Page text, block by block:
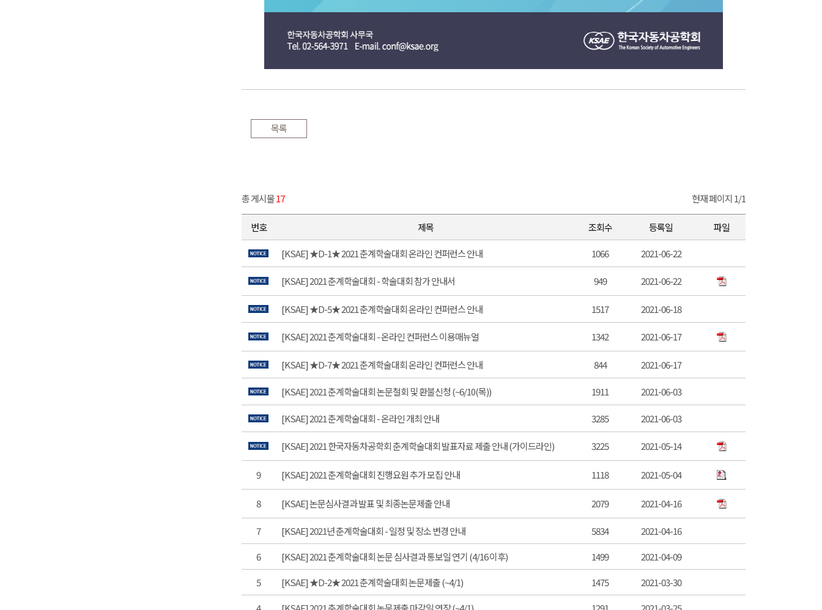
목록
총 게시물17 현재 페이지 1/1
번호 제목 조회수 등록일 파일
[KSAE] ★D-1★ 2021 춘계학술대회 온라인 컨퍼런스 안내 1066 2021-06-22
[KSAE] 2021 춘계학술대회 - 학술대회 참가 안내서 949 2021-06-22
[KSAE] ★D-5★ 2021 춘계학술대회 온라인 컨퍼런스 안내 1517 2021-06-18
[KSAE] 2021 춘계학술대회 - 온라인 컨퍼런스 이용매뉴얼 1342 2021-06-17
[KSAE] ★D-7★ 2021 춘계학술대회 온라인 컨퍼런스 안내 844 2021-06-17
[KSAE] 2021 춘계학술대회 논문철회 및 환불신청 (~6/10(목)) 1911 2021-06-03
[KSAE] 2021 춘계학술대회 - 온라인 개최 안내 3285 2021-06-03
[KSAE] 2021 한국자동차공학회 춘계학술대회 발표자료 제출 안내 (가이드라인) 3225 2021-05-14
9 [KSAE] 2021 춘계학술대회 진행요원 추가 모집 안내 1118 2021-05-04
8 [KSAE] 논문심사결과 발표 및 최종논문제출 안내 2079 2021-04-16
7 [KSAE] 2021년 춘계학술대회 - 일정 및 장소 변경 안내 5834
2021-04-16
6
[KSAE] 2021 춘계학술대회 논문 심사결과 통보일 연기 (4/16 이후) 1499
2021-04-09
5
[KSAE] ★D-2★ 2021 춘계학술대회 논문제출 (~4/1) 1475
2021-03-30